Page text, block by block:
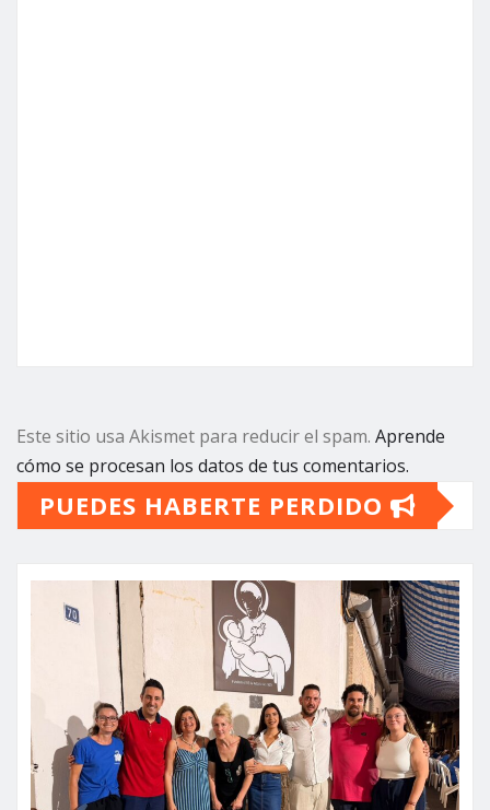
Este sitio usa Akismet para reducir el spam. Aprende
cómo se procesan los datos de tus comentarios.
PUEDES HABERTE PERDIDO